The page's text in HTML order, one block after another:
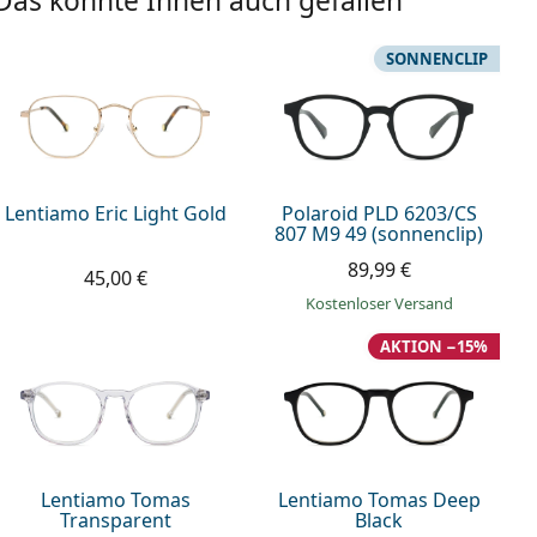
Lentiamo Eric Light Gold
45,00 €
Polaroid PLD 6203/CS
807 M9 49 (sonnenclip)
SONNENCLIP
89,99 €
Kostenloser Versand
Lentiamo Tomas
Transparent
Lentiamo Tomas Deep
Black
AKTION −15%